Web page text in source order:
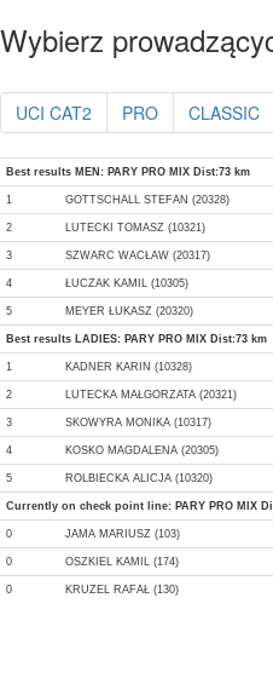
Wybierz
UCI CAT2 PRO CLASSIC
Best results MEN: PARY PRO MIX Dist:73 km
1 GOTTSCHALL STEFAN (20328)
2 LUTECKI TOMASZ (10321)
3 SZWARC WACŁAW (20317)
4 ŁUCZAK KAMIL (10305)
5 MEYER ŁUKASZ (20320)
Best results LADIES: PARY PRO MIX Dist:73 km
1 KADNER KARIN (10328)
2 LUTECKA MAŁGORZATA (20321)
3 SKOWYRA MONIKA (10317)
4 KOSKO MAGDALENA (20305)
5 ROLBIECKA ALICJA (10320)
Currently on check point line: PARY PRO MIX
0 JAMA MARIUSZ (103)
0 OSZKIEL KAMIL (174)
0 KRUZEL RAFAŁ (130)